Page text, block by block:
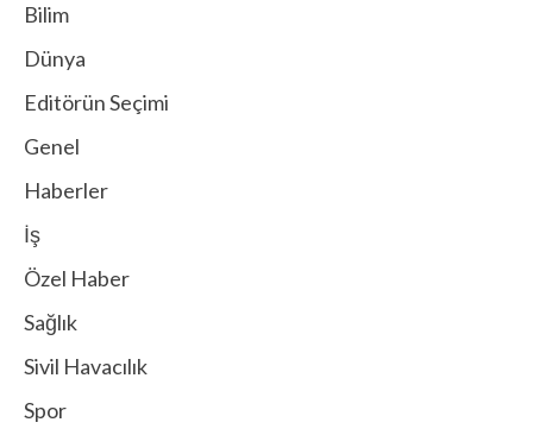
Bilim
Dünya
Editörün Seçimi
Genel
Haberler
İş
Özel Haber
Sağlık
Sivil Havacılık
Spor